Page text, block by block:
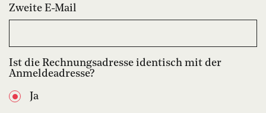
Zweite E-Mail
Ist die Rechnungsadresse identisch mit der
Anmeldeadresse?
Ja